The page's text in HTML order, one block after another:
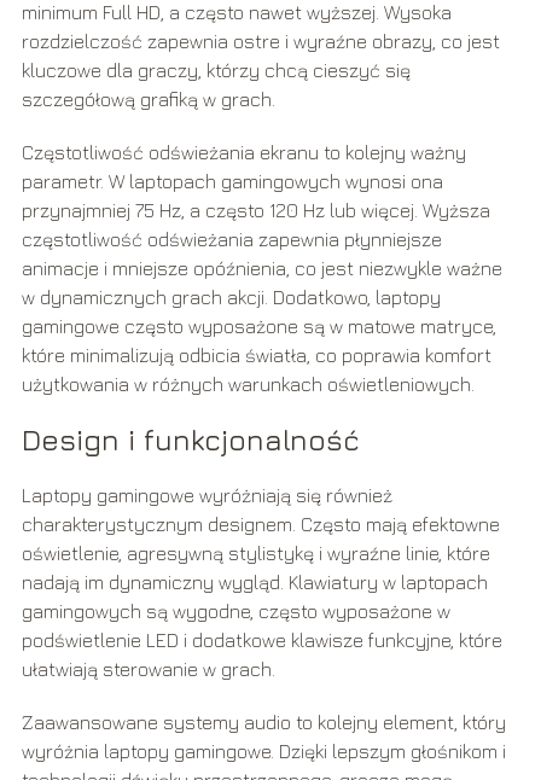
minimum Full HD, a często nawet wyższej. Wysoka
rozdzielczość zapewnia ostre i wyraźne obrazy, co jest
kluczowe dla graczy, którzy chcą cieszyć się
szczegółową grafiką w grach.
Częstotliwość odświeżania ekranu to kolejny ważny
parametr. W laptopach gamingowych wynosi ona
przynajmniej 75 Hz, a często 120 Hz lub więcej. Wyższa
częstotliwość odświeżania zapewnia płynniejsze
animacje i mniejsze opóźnienia, co jest niezwykle ważne
w dynamicznych grach akcji. Dodatkowo, laptopy
gamingowe często wyposażone są w matowe matryce,
które minimalizują odbicia światła, co poprawia komfort
użytkowania w różnych warunkach oświetleniowych.
Design i funkcjonalność
Laptopy gamingowe wyróżniają się również
charakterystycznym designem. Często mają efektowne
oświetlenie, agresywną stylistykę i wyraźne linie, które
nadają im dynamiczny wygląd. Klawiatury w laptopach
gamingowych są wygodne, często wyposażone w
podświetlenie LED i dodatkowe klawisze funkcyjne, które
ułatwiają sterowanie w grach.
Zaawansowane systemy audio to kolejny element, który
wyróżnia laptopy gamingowe. Dzięki lepszym głośnikom i